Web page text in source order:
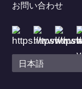
お問い合わせ